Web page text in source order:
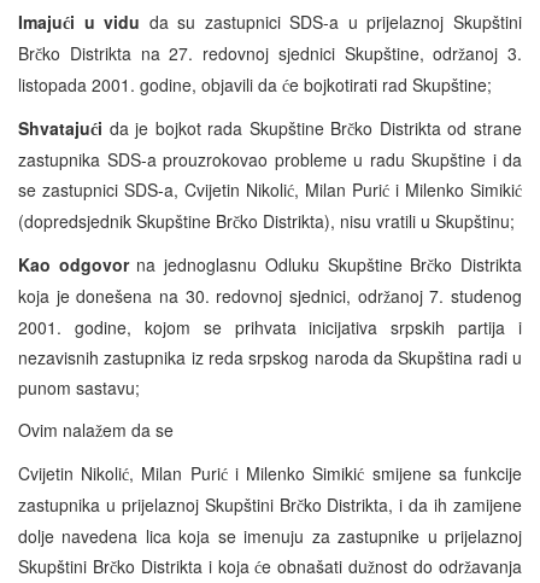
Imajući u vidu da su zastupnici SDS-a u prijelaznoj Skupštini
Brčko Distrikta na 27. redovnoj sjednici Skupštine, održanoj 3.
listopada 2001. godine, objavili da će bojkotirati rad Skupštine;
Shvatajući da je bojkot rada Skupštine Brčko Distrikta od strane
zastupnika SDS-a prouzrokovao probleme u radu Skupštine i da
se zastupnici SDS-a, Cvijetin Nikolić, Milan Purić i Milenko Simikić
(dopredsjednik Skupštine Brčko Distrikta), nisu vratili u Skupštinu;
Kao odgovorna jednoglasnu Odluku Skupštine Brčko Distrikta
koja je donešena na 30. redovnoj sjednici, održanoj 7. studenog
2001. godine, kojom se prihvata inicijativa srpskih partija i
nezavisnih zastupnika iz reda srpskog naroda da Skupština radi u
punom sastavu;
Ovim nalažem da se
Cvijetin Nikolić, Milan Purići Milenko Simikić smijene sa funkcije
zastupnika u prijelaznoj Skupštini Brčko Distrikta, i da ih zamijene
dolje navedena lica koja se imenuju za zastupnike u prijelaznoj
Skupštini Brčko Distrikta i kojaće obnašati dužnost do održavanja